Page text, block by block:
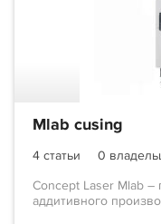
Mlab cusing
4 статьи
0
Concept Laser Mlab
аддитивного